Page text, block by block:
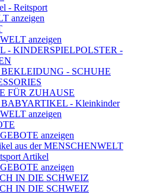
- Reitsport
anzeigen
anzeigen
- KINDERSPIELPOLSTER -
- SCHUHE
FÜR ZUHAUSE
- Kleinkinder
anzeigen
anzeigen
aus der MENSCHENWELT
Artikel
anzeigen
IN DIE SCHWEIZ
IN DIE SCHWEIZ